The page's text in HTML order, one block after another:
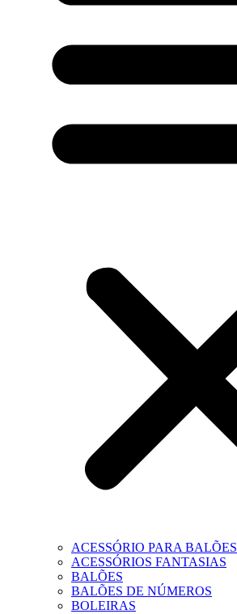
ACESSÓRIO PARA BALÕES
ACESSÓRIOS FANTASIAS
BALÕES
BALÕES DE NÚMEROS
BOLEIRAS